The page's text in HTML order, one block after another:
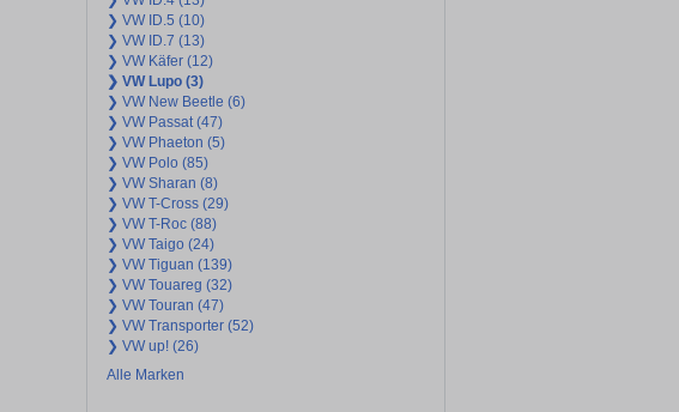
❯ VW ID.5 (10)
❯ VW ID.7 (13)
❯ VW Käfer (12)
❯ VW Lupo (3)
❯ VW New Beetle (6)
❯ VW Passat (47)
❯ VW Phaeton (5)
❯ VW Polo (85)
❯ VW Sharan (8)
❯ VW T-Cross (29)
❯ VW T-Roc (88)
❯ VW Taigo (24)
❯ VW Tiguan (139)
❯ VW Touareg (32)
❯ VW Touran (47)
❯ VW Transporter (52)
❯ VW up! (26)
Alle Marken